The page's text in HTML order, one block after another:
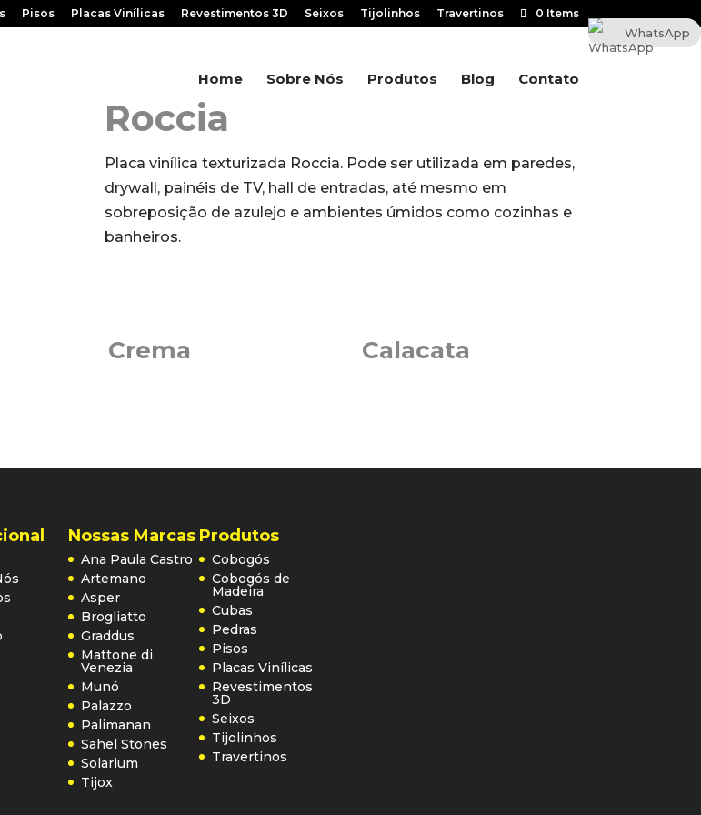
Pisos Placas Vinílicas Revestimentos 3D Seixos Tijolinhos Travertinos 0 Items
Home Sobre Nós Produtos Blog Contato
Roccia
Placa vinílica texturizada Roccia. Pode ser utilizada em paredes,
drywall, painéis de TV, hall de entradas, até mesmo em
sobreposição de azulejo e ambientes úmidos como cozinhas e
banheiros.
Crema Calacata
Nossas Marcas
Ana Paula Castro
Artemano
Asper
Brogliatto
Graddus
Mattone di
Venezia
Munó
Palazzo
Palimanan
Sahel Stones
Solarium
Tijox
Produtos
Cobogós
Cobogós de
Madeira
Cubas
Pedras
Pisos
Placas Vinílicas
Revestimentos
3D
Seixos
Tijolinhos
Travertinos
WhatsApp